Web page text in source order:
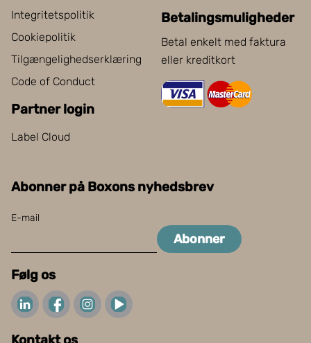
Integritetspolitik
Cookiepolitik
Tilgængelighedserklæring
Code of Conduct
Partner login
Label Cloud
Betalingsmuligheder
Betal enkelt med faktura
eller kreditkort
Abonner på Boxons nyhedsbrev
E-mail
Abonner
Følg os
Kontakt os